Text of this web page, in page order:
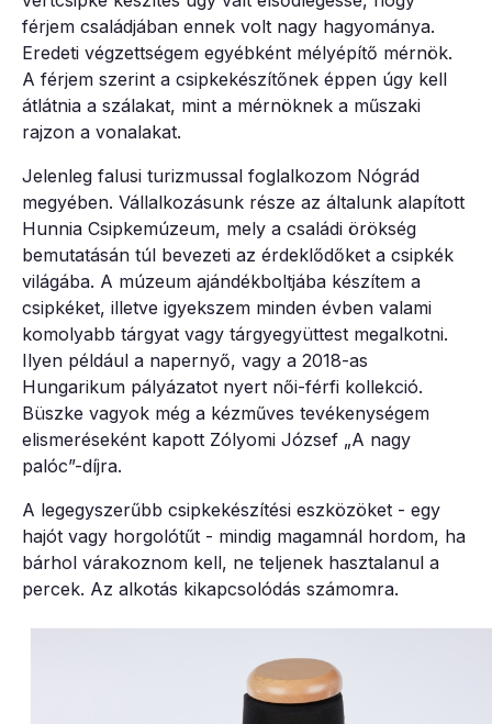
férjem családjában ennek volt nagy hagyománya.
Eredeti végzettségem egyébként mélyépítő mérnök.
A férjem szerint a csipkekészítőnek éppen úgy kell
átlátnia a szálakat, mint a mérnöknek a műszaki
rajzon a vonalakat.
Jelenleg falusi turizmussal foglalkozom Nógrád
megyében. Vállalkozásunk része az általunk alapított
Hunnia Csipkemúzeum, mely a családi örökség
bemutatásán túl bevezeti az érdeklődőket a csipkék
világába. A múzeum ajándékboltjába készítem a
csipkéket, illetve igyekszem minden évben valami
komolyabb tárgyat vagy tárgyegyüttest megalkotni.
Ilyen például a napernyő, vagy a 2018-as
Hungarikum pályázatot nyert női-férfi kollekció.
Büszke vagyok még a kézműves tevékenységem
elismeréseként kapott Zólyomi József „A nagy
palóc”-díjra.
A legegyszerűbb csipkekészítési eszközöket - egy
hajót vagy horgolótűt - mindig magamnál hordom, ha
bárhol várakoznom kell, ne teljenek hasztalanul a
percek. Az alkotás kikapcsolódás számomra.